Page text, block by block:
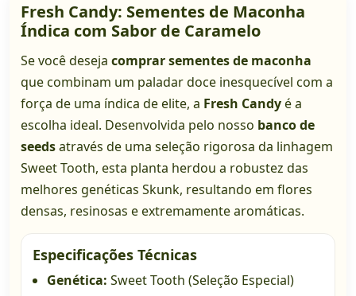
Fresh Candy: Sementes de Maconha
Índica com Sabor de Caramelo
Se você deseja comprar sementes de maconha
que combinam um paladar doce inesquecível com a
força de uma índica de elite, a Fresh Candyé a
escolha ideal. Desenvolvida pelo nosso banco de
seedsatravés de uma seleção rigorosa da linhagem
Sweet Tooth, esta planta herdou a robustez das
melhores genéticas Skunk, resultando em flores
densas, resinosas e extremamente aromáticas.
Especificações Técnicas
Genética: Sweet Tooth (Seleção Especial)